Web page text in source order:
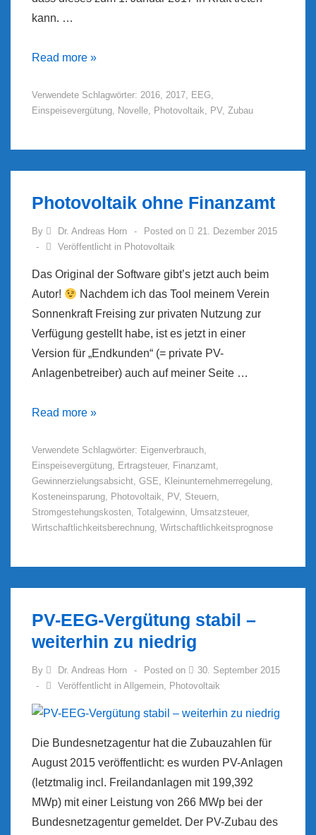
kann. …
EEG-
2017
–
Read more »
Verwendete Schlagwörter: 2016, 2017, EEG,
Einspeisevergütung, Novelle, Photovoltaik, PV, Zubau
Photovoltaik ohne Finanzamt
By Dr. Andreas Horn Posted on
21. Dezember 2015
Veröffentlicht in Photovoltaik
Das Original der Software gibt’s jetzt auch beim
Autor!
Nachdem ich das Tool meinem Verein
Sonnenkraft Freising zur privaten Nutzung zur
Verfügung gestellt habe, ist es jetzt in einer
Version für „Endkunden“ (= private PV-
Anlagenbetreiber) auch auf meiner Seite …
Photovoltaik
Finanzamt
Read more »
Verwendete Schlagwörter: Eigenverbrauch,
Einspeisevergütung, Ertragsteuer, Finanzamt,
Gewinnerzielungsabsicht, GSE, Kleinunternehmerregelung,
Kosteneinsparung, Photovoltaik, PV, Steuern,
Stromgestehungskosten, Totalgewinn, Umsatzsteuer,
Wirtschaftlichkeitsberechnung, Wirtschaftlichkeitsprognose
PV-EEG-Vergütung stabil –
weiterhin zu niedrig
By Dr. Andreas Horn Posted on
30. September 2015
Veröffentlicht in Allgemein, Photovoltaik
Die Bundesnetzagentur hat die Zubauzahlen für
August 2015 veröffentlicht: es wurden PV-Anlagen
(letztmalig incl. Freilandanlagen mit 199,392
MWp) mit einer Leistung von 266 MWp bei der
Bundesnetzagentur gemeldet. Der PV-Zubau des